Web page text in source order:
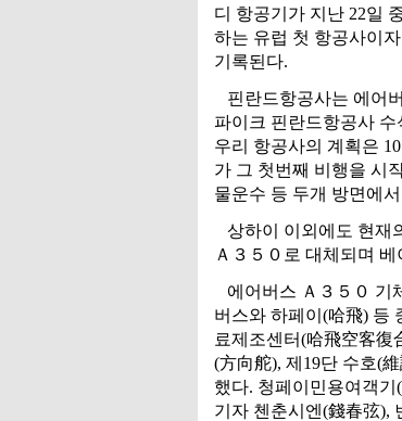
디 항공기가 지난 22일
하는 유럽 첫 항공사이
기록된다.
핀란드항공사는 에어
파이크 핀란드항공사
우리 항공사의 계획은
가 그 첫번째 비행을 시
물운수 등 두개 방면에
상하이 이외에도 현재
Ａ３５０로 대체되며
에어버스 Ａ３５０ 기
버스와 하페이(哈飛) 등
료제조센터(哈飛空客復
(方向舵), 제19단 수호(
했다. 청페이민용여객
기자 첸춘시엔(錢春弦),